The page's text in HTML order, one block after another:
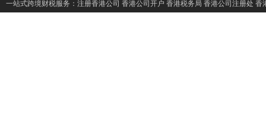
一站式跨境财税服务： 注册香港公司 香港公司开户 香港税务局 香港公司注册处 香